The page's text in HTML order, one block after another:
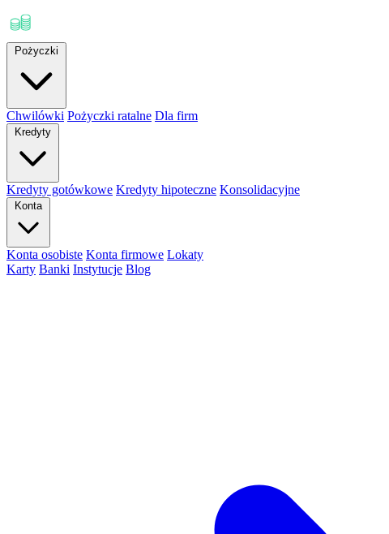
Pożyczki
Chwilówki Pożyczki ratalne Dla firm
Kredyty
Kredyty gotówkowe Kredyty hipoteczne Konsolidacyjne
Konta
Konta osobiste Konta firmowe Lokaty
Karty Banki Instytucje Blog